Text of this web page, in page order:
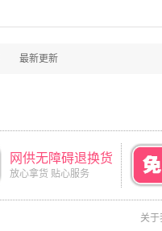
最新更新
网供无障碍退换货
放心拿货 贴心服务
关于